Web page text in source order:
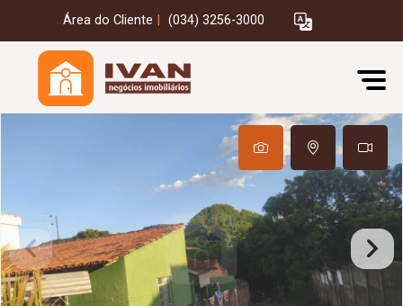
Área do Cliente (034) 3256-3000